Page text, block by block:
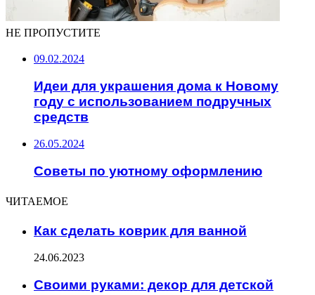
НЕ ПРОПУСТИТЕ
09.02.2024
Идеи для украшения дома к Новому
году с использованием подручных
средств
26.05.2024
Советы по уютному оформлению
ЧИТАЕМОЕ
Как сделать коврик для ванной
24.06.2023
Своими руками: декор для детской